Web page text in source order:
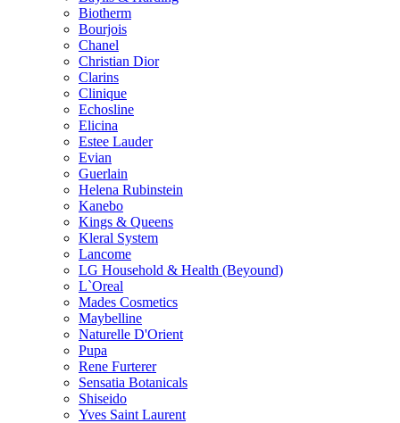
Biotherm
Bourjois
Chanel
Christian Dior
Clarins
Clinique
Echosline
Elicina
Estee Lauder
Evian
Guerlain
Helena Rubinstein
Kanebo
Kings & Queens
Kleral System
Lancome
LG Household & Health (Beyound)
L`Oreal
Mades Cosmetics
Maybelline
Naturelle D'Orient
Pupa
Rene Furterer
Sensatia Botanicals
Shiseido
Yves Saint Laurent